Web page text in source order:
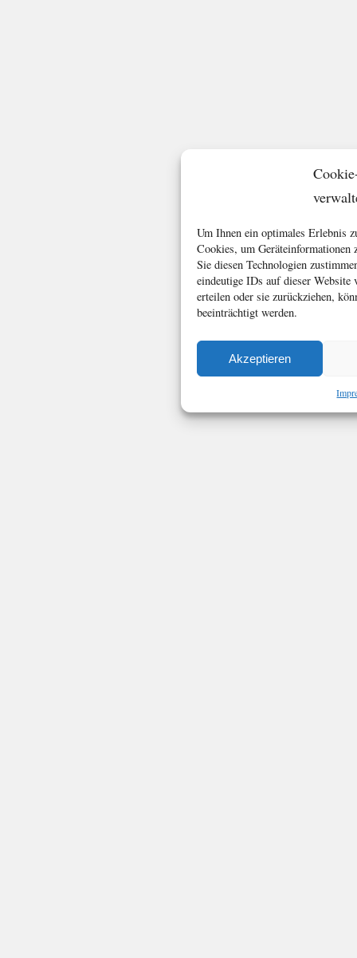
Um Ihnen ein optimales Erlebnis
Cookies, um Geräteinformationen
Sie diesen Technologien
eindeutige IDs auf dieser
erteilen oder sie zurückziehen,
beeinträchtigt werden.
Akzeptieren